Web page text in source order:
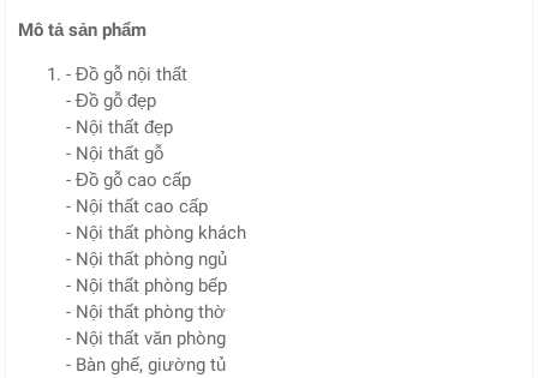
Mô tả sản phẩm
- Đồ gỗ nội thất
- Đồ gỗ đẹp
- Nội thất đẹp
- Nội thất gỗ
- Đồ gỗ cao cấp
- Nội thất cao cấp
- Nội thất phòng khách
- Nội thất phòng ngủ
- Nội thất phòng bếp
- Nội thất phòng thờ
- Nội thất văn phòng
- Bàn ghế, giường tủ